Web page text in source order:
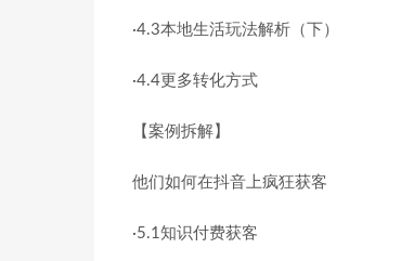
·4.3本地生活玩法解析（下）
·4.4更多转化方式
【案例拆解】
他们如何在抖音上疯狂获客
·5.1知识付费获客